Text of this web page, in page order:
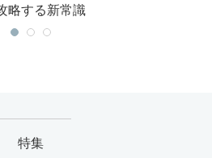
略する新常識
特集